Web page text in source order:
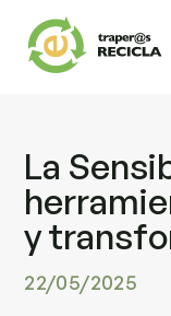
La
y
22/05/2025